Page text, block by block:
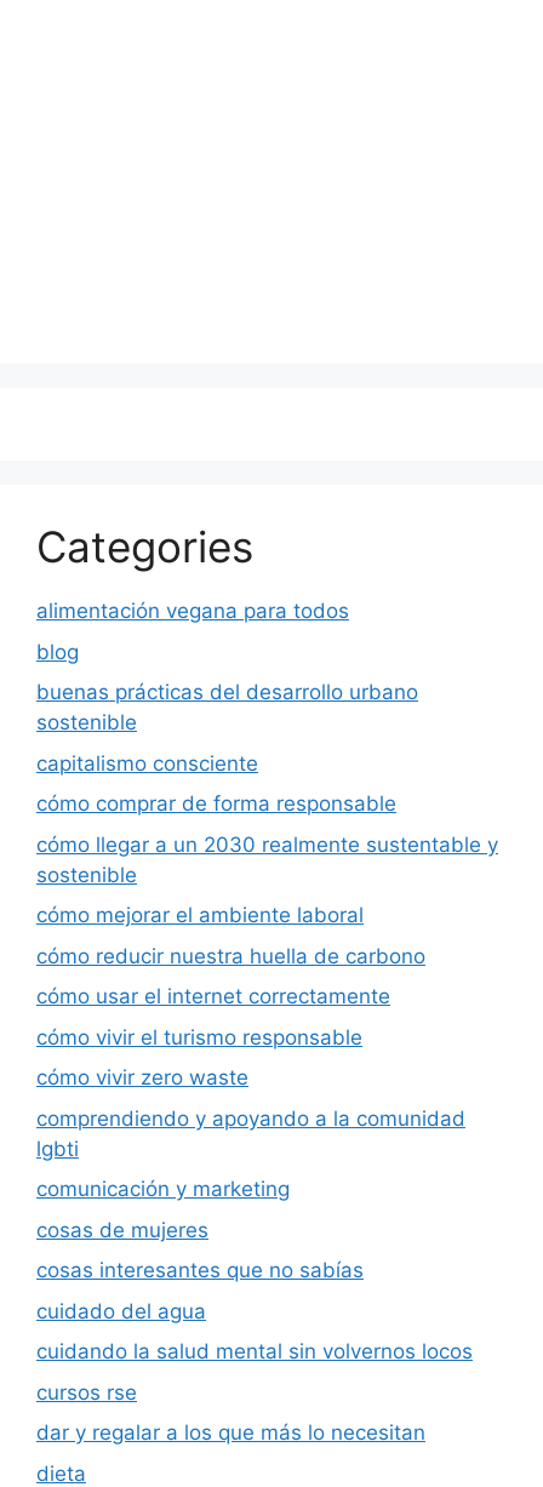
Categories
alimentación vegana para todos
blog
buenas prácticas del desarrollo urbano
sostenible
capitalismo consciente
cómo comprar de forma responsable
cómo llegar a un 2030 realmente sustentable y
sostenible
cómo mejorar el ambiente laboral
cómo reducir nuestra huella de carbono
cómo usar el internet correctamente
cómo vivir el turismo responsable
cómo vivir zero waste
comprendiendo y apoyando a la comunidad
lgbti
comunicación y marketing
cosas de mujeres
cosas interesantes que no sabías
cuidado del agua
cuidando la salud mental sin volvernos locos
cursos rse
dar y regalar a los que más lo necesitan
dieta